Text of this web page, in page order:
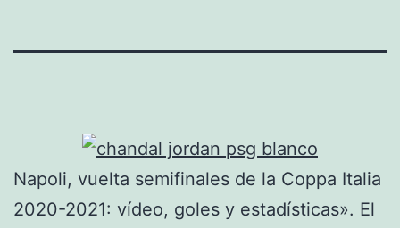
Napoli, vuelta semifinales de la Coppa Italia
2020-2021: vídeo, goles y estadísticas». El